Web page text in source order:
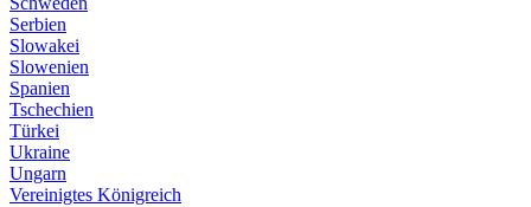
Serbien
Slowakei
Slowenien
Spanien
Tschechien
Türkei
Ukraine
Ungarn
Vereinigtes Königreich